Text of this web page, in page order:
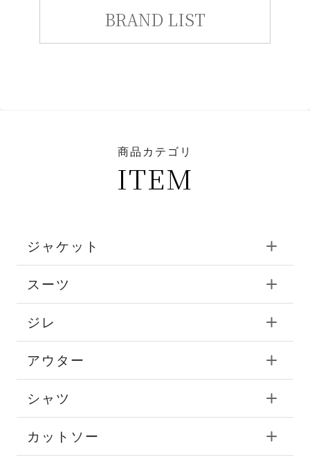
BRAND LIST
商品カテゴリ
ITEM
ジャケット
スーツ
ジレ
アウター
シャツ
カットソー